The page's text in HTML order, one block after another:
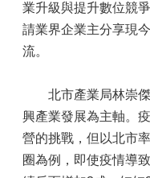
業升級與提升數位競
請業界企業主分享現
流。
北市產業局林崇傑
興產業發展為主軸。
營的挑戰，但以北市
圈為例，即使疫情導